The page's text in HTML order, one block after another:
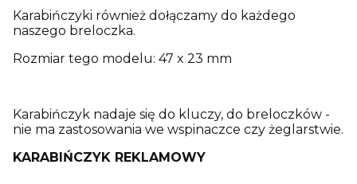
Karabińczyki również dołączamy do każdego
naszego breloczka.
Rozmiar tego modelu: 47 x 23 mm
Karabińczyk nadaje się do kluczy, do breloczków -
nie ma zastosowania we wspinaczce czy żeglarstwie.
KARABIŃCZYK REKLAMOWY